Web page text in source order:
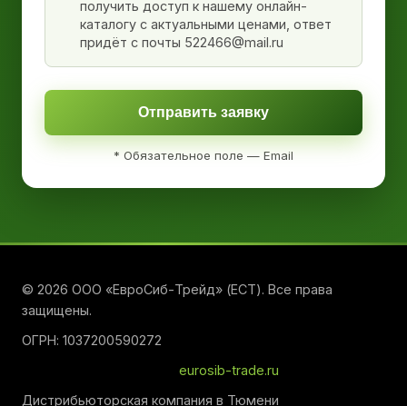
получить доступ к нашему онлайн-
каталогу с актуальными ценами, ответ
придёт с почты 522466@mail.ru
Отправить заявку
* Обязательное поле — Email
© 2026 ООО «ЕвроСиб-Трейд» (ЕСТ). Все права
защищены.
ОГРН: 1037200590272
eurosib-trade.ru
Дистрибьюторская компания в Тюмени